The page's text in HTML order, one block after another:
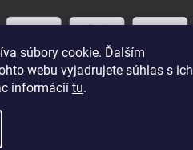
súbory cookie. Ďalším
webu vyjadrujete súhlas s ich
informácií tu.